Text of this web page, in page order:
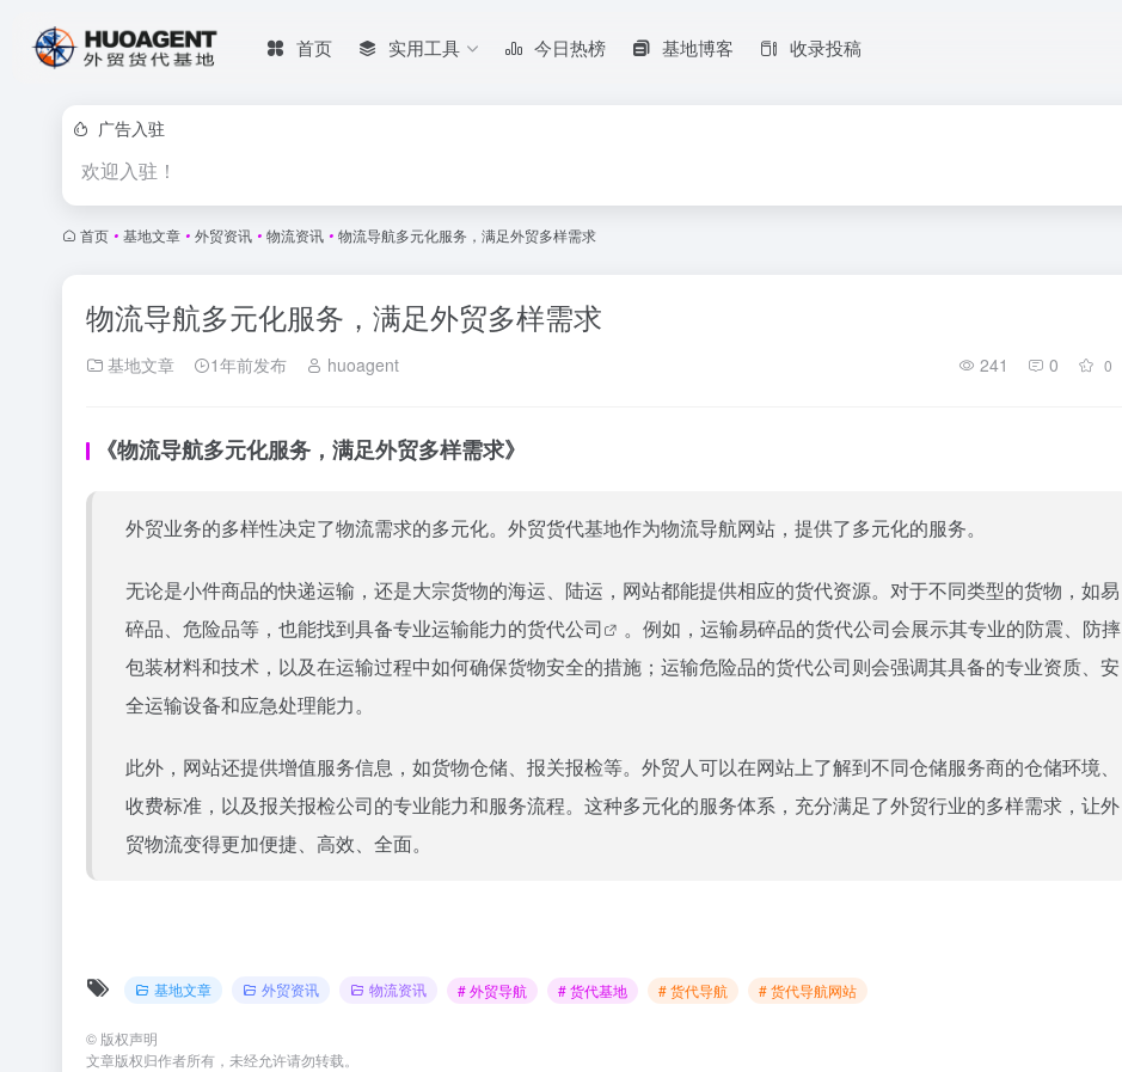
首页 实用工具 今日热榜 基地博客 收录投稿
广告入驻
欢迎入驻！
首页 • 基地文章 • 外贸资讯 • 物流资讯 • 物流导航多元化服务，满足外贸多样需求
物流导航多元化服务，满足外贸多样需求
基地文章 1年前发布 huoagent 241 0 0
《物流导航多元化服务，满足外贸多样需求》
外贸业务的多样性决定了物流需求的多元化。 外贸货代基地作为物流导航网站，提供了多元化的服务。
无论是小件商品的快递运输，还是大宗货物的海运、陆运，网站都能提供相应的货代资源。对于不同类型的货物，如易
碎品、危险品等，也能找到具备专业运输能力的货代公司
。例如，运输易碎品的货代公司会展示其专业的防震、防摔
包装材料和技术，以及在运输过程中如何确保货物安全的措施；运输危险品的货代公司则会强调其具备的专业资质、安
全运输设备和应急处理能力。
此外， 网站还提供增值服务信息，如货物仓储、报关报检等。外贸人可以在网站上了解到不同仓储服务商的仓储环境、
收费标准，以及报关报检公司的专业能力和服务流程。这种多元化的服务体系，充分满足了外贸行业的多样需求，让外
贸物流变得更加便捷、高效、全面。
基地文章 外贸资讯 物流资讯 # 外贸导航 # 货代基地 # 货代导航 # 货代导航网站
© 版权声明
文章版权归作者所有，未经允许请勿转载。